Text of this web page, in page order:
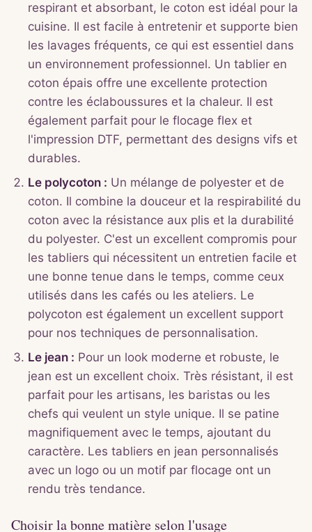
respirant et absorbant, le coton est idéal pour la
cuisine. Il est facile à entretenir et supporte bien
les lavages fréquents, ce qui est essentiel dans
un environnement professionnel. Un tablier en
coton épais offre une excellente protection
contre les éclaboussures et la chaleur. Il est
également parfait pour le flocage flex et
l'impression DTF, permettant des designs vifs et
durables.
Le polycoton : Un mélange de polyester et de
coton. Il combine la douceur et la respirabilité du
coton avec la résistance aux plis et la durabilité
du polyester. C'est un excellent compromis pour
les tabliers qui nécessitent un entretien facile et
une bonne tenue dans le temps, comme ceux
utilisés dans les cafés ou les ateliers. Le
polycoton est également un excellent support
pour nos techniques de personnalisation.
Le jean : Pour un look moderne et robuste, le
jean est un excellent choix. Très résistant, il est
parfait pour les artisans, les baristas ou les
chefs qui veulent un style unique. Il se patine
magnifiquement avec le temps, ajoutant du
caractère. Les tabliers en jean personnalisés
avec un logo ou un motif par flocage ont un
rendu très tendance.
Choisir la bonne matière selon l'usage